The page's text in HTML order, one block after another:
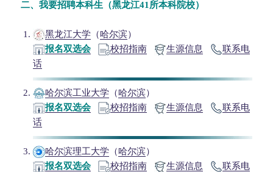
二、我要招聘本科生（黑龙江41所本科院校）
黑龙江大学 （哈尔滨）
报名双选会
校招指南 生源信息
联系电
话
哈尔滨工业大学 （哈尔滨）
报名双选会
校招指南 生源信息
联系电
话
哈尔滨理工大学 （哈尔滨）
报名双选会
校招指南 生源信息
联系电